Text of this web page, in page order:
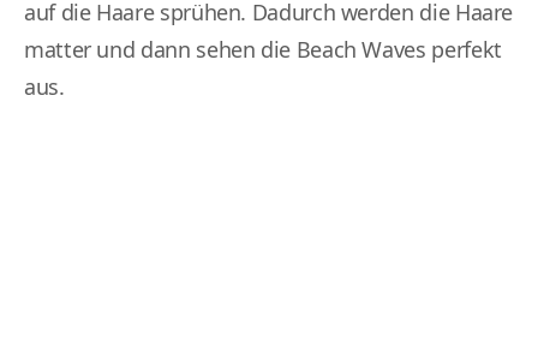
auf die Haare sprühen. Dadurch werden die Haare
matter und dann sehen die Beach Waves perfekt
aus.